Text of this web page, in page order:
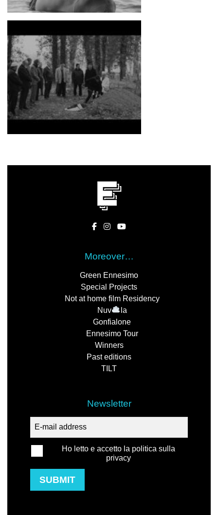
Moreover…
Green Ennesimo
Special Projects
Not at home film Residency
Nuv
la
Gonfialone
Ennesimo Tour
Winners
Past editions
TILT
Newsletter
Ho letto e accetto la politica sulla
privacy
SUBMIT